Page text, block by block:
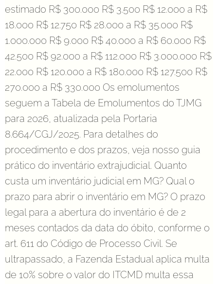
estimado R$ 300.000 R$ 3.500 R$ 12.000 a R$
18.000 R$ 12.750 R$ 28.000 a R$ 35.000 R$
1.000.000 R$ 9.000 R$ 40.000 a R$ 60.000 R$
42.500 R$ 92.000 a R$ 112.000 R$ 3.000.000 R$
22.000 R$ 120.000 a R$ 180.000 R$ 127.500 R$
270.000 a R$ 330.000 Os emolumentos
seguem a Tabela de Emolumentos do TJMG
para 2026, atualizada pela Portaria
8.664/CGJ/2025. Para detalhes do
procedimento e dos prazos, veja nosso guia
prático do inventário extrajudicial. Quanto
custa um inventário judicial em MG? Qual o
prazo para abrir o inventário em MG? O prazo
legal para a abertura do inventário é de 2
meses contados da data do óbito, conforme o
art. 611 do Código de Processo Civil. Se
ultrapassado, a Fazenda Estadual aplica multa
de 10% sobre o valor do ITCMD multa essa